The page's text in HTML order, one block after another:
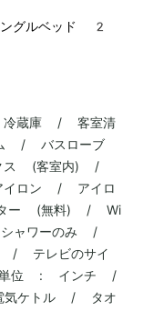
グルベッド 2
蔵庫 / 客室清
/ バスローブ
ス (客室内) /
ロン / アイロ
ター (無料) / Wi
ワーのみ /
テレビのサイ
位 : インチ /
ケトル / タオ